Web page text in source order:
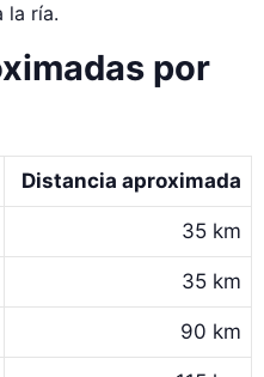
la ría.
por
Distancia aproximada
35 km
35 km
90 km